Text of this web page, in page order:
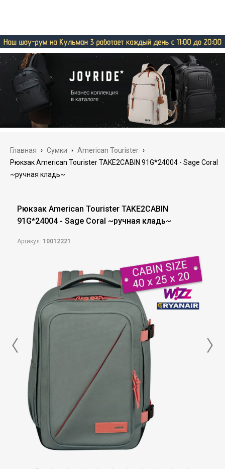
Главная › Сумки › American Tourister ›
Рюкзак American Tourister TAKE2CABIN 91G*24004 - Sage Coral
~ручная кладь~
Рюкзак American Tourister TAKE2CABIN
91G*24004 - Sage Coral ~ручная кладь~
Артикул: 10012221